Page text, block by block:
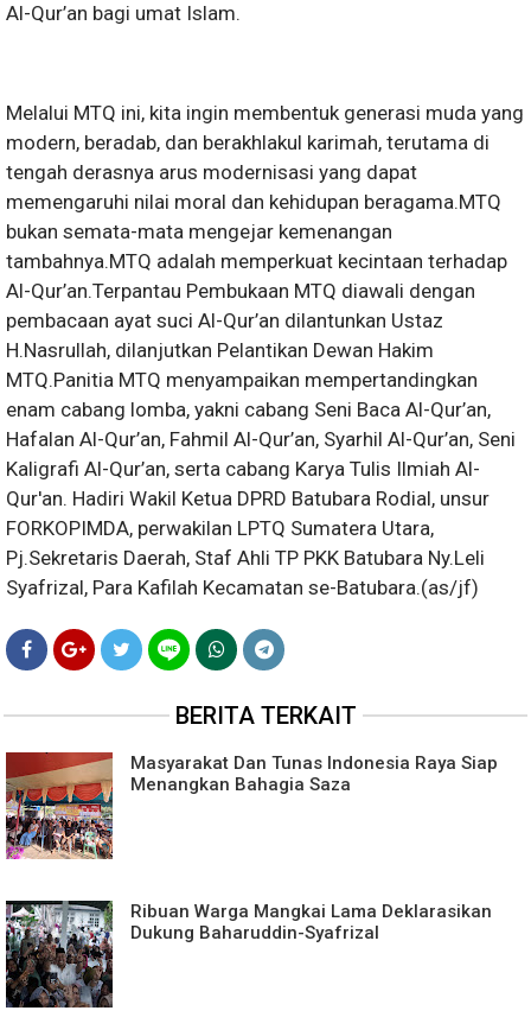
Al-Qur’an bagi umat Islam.
Melalui MTQ ini, kita ingin membentuk generasi muda yang
modern, beradab, dan berakhlakul karimah, terutama di
tengah derasnya arus modernisasi yang dapat
memengaruhi nilai moral dan kehidupan beragama.MTQ
bukan semata-mata mengejar kemenangan
tambahnya.MTQ adalah memperkuat kecintaan terhadap
Al-Qur’an.Terpantau Pembukaan MTQ diawali dengan
pembacaan ayat suci Al-Qur’an dilantunkan Ustaz
H.Nasrullah, dilanjutkan Pelantikan Dewan Hakim
MTQ.Panitia MTQ menyampaikan mempertandingkan
enam cabang lomba, yakni cabang Seni Baca Al-Qur’an,
Hafalan Al-Qur’an, Fahmil Al-Qur’an, Syarhil Al-Qur’an, Seni
Kaligrafi Al-Qur’an, serta cabang Karya Tulis Ilmiah Al-
Qur'an. Hadiri Wakil Ketua DPRD Batubara Rodial, unsur
FORKOPIMDA, perwakilan LPTQ Sumatera Utara,
Pj.Sekretaris Daerah, Staf Ahli TP PKK Batubara Ny.Leli
Syafrizal, Para Kafilah Kecamatan se-Batubara.(as/jf)
BERITA TERKAIT
Masyarakat Dan Tunas Indonesia Raya Siap
Menangkan Bahagia Saza
Ribuan Warga Mangkai Lama Deklarasikan
Dukung Baharuddin-Syafrizal